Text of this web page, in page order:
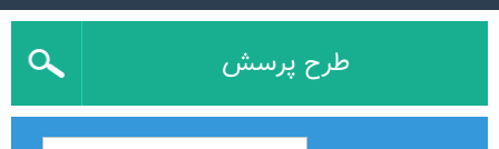
طرح پرسش